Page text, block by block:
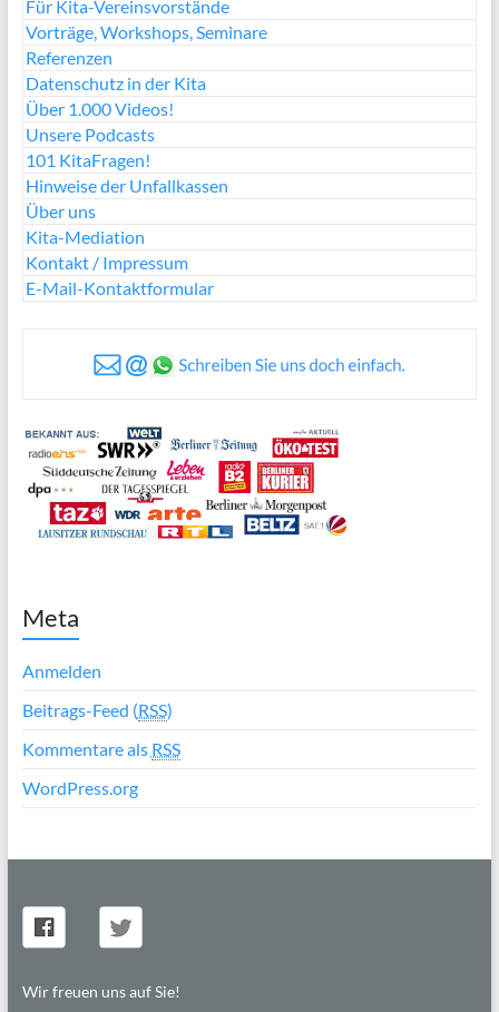
Für Kita-Vereinsvorstände
Vorträge, Workshops, Seminare
Referenzen
Datenschutz in der Kita
Über 1.000 Videos!
Unsere Podcasts
101 KitaFragen!
Hinweise der Unfallkassen
Über uns
Kita-Mediation
Kontakt / Impressum
E-Mail-Kontaktformular
Meta
Anmelden
Beitrags-Feed (RSS)
Kommentare als RSS
WordPress.org
Wir freuen uns auf Sie!